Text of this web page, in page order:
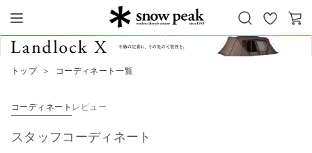
Snow Peak
お
気
カ
トップ ＞ コーディネート一覧
コーディネート レビュー
スタッフコーディネート